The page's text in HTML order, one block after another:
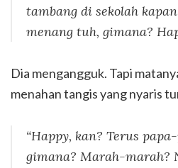
tambang di sekolah
menang tuh, gimana?
Dia mengangguk. Tapi
menahan tangis yang nyaris
“Happy, kan? Terus
gimana? Marah-marah?